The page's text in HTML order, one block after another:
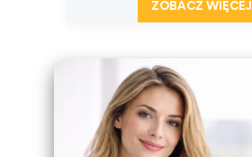
ZOBACZ WIĘCEJ